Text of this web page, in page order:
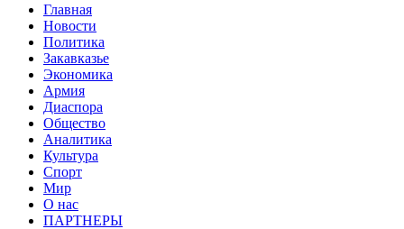
Главная
Новости
Политика
Закавказье
Экономика
Армия
Диаспора
Общество
Аналитика
Культура
Спорт
Мир
О нас
ПАРТНЕРЫ